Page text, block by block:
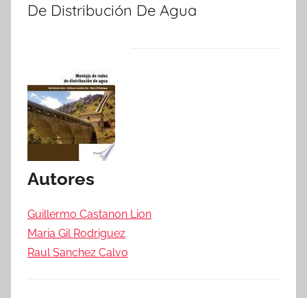
De Distribución De Agua
Autores
Guillermo Castanon Lion
Maria Gil Rodriguez
Raul Sanchez Calvo